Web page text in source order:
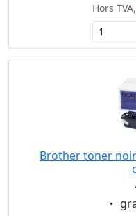
Hors
Brother toner